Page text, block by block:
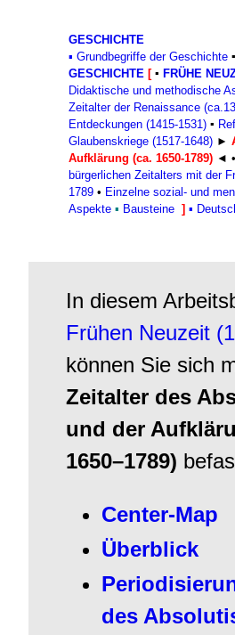
GESCHICHTE
▪ Grundbegriffe der Geschichte ▪
GESCHICHTE [ ▪ FRÜHE
Didaktische und methodische
Zeitalter der Renaissance
Entdeckungen (1415-1531) ▪
Glaubenskriege (1517-1648) ►
Aufklärung (ca. 1650-1789) ◄ •
bürgerlichen Zeitalters mit der
1789 • Einzelne sozial- und
Aspekte ▪ Bausteine ] ▪
In diesem
Frühen Neuzeit
können Sie sich
Zeitalter des
und der
1650–1789)
Center-Map
Überblick
des